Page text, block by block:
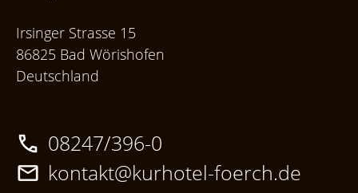
Irsinger Strasse 15
86825 Bad Wörishofen
Deutschland
08247/396-0
kontakt@kurhotel-foerch.de